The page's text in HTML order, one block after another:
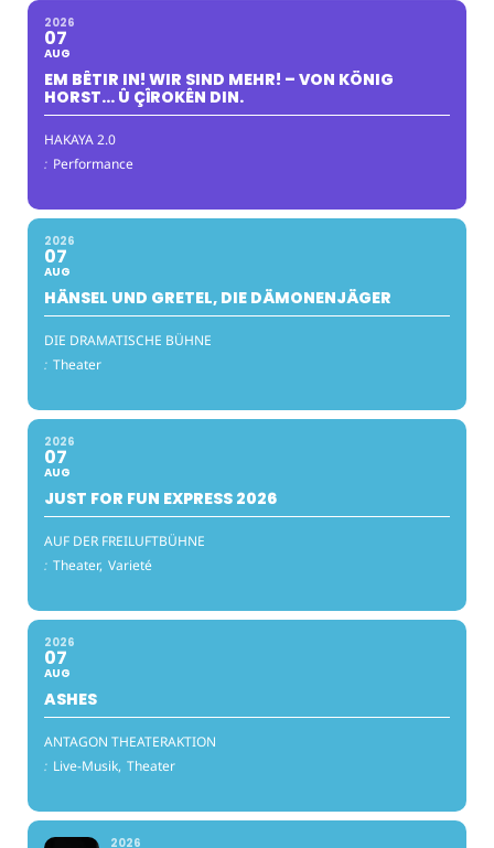
2026
07
AUG
EM BÊTIR IN! WIR SIND MEHR! – VON KÖNIG
HORST… Û ÇÎROKÊN DIN.
HAKAYA 2.0
: Performance
2026
07
AUG
HÄNSEL UND GRETEL, DIE DÄMONENJÄGER
DIE DRAMATISCHE BÜHNE
: Theater
2026
07
AUG
JUST FOR FUN EXPRESS 2026
AUF DER FREILUFTBÜHNE
: Theater, Varieté
2026
07
AUG
ASHES
ANTAGON THEATERAKTION
: Live-Musik, Theater
2026